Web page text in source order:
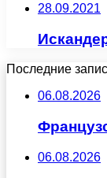
28.09.2021
Последние
06.08.2026
06.08.2026